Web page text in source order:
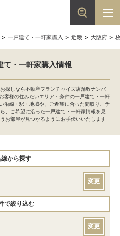
一戸建て・一軒家購入 近畿 大阪府
て・一軒家購入情報
探しなら不動産フランチャイズ店舗数ナンバ
客様の住みたいエリア・条件の一戸建て・一軒
沿線・駅・地域や、ご希望に合った間取り、予
、ご希望に沿った一戸建て・一軒家情報を見
お部屋が見つかるようにお手伝いいたします
から探す
変更
で絞り込む
変更